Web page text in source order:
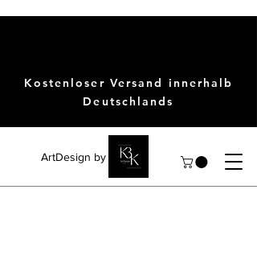
ArtDesign by KBK
Kostenloser Versand innerhalb
Deutschlands